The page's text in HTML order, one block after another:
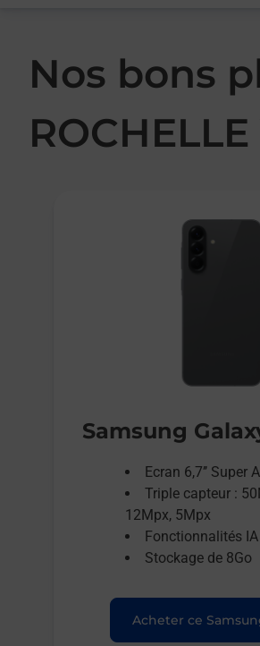
Nos bons
Samsung
Ecran 6,7’’ Super
Triple capteur :
12Mpx, 5Mpx
Fonctionnalités IA
Stockage de 8Go
Acheter ce